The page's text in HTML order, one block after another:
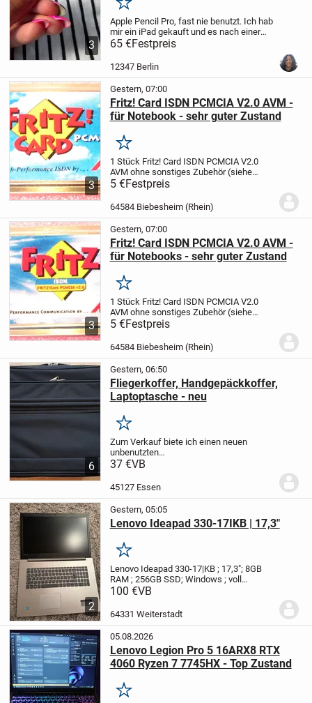
3
Merken
Apple Pencil Pro, fast nie benutzt. Ich hab
mir ein iPad gekauft und es nach einer
Woche wieder zurückgegeben, aber den
Pencil hab ich noch.
almost never used. I bought an iPad
then...
65 €Festpreis
12347 Berlin
3
Gestern, 07:00
Fritz! Card ISDN PCMCIA V2.0 AVM -
für Notebook - sehr guter Zustand
Merken
1 Stück Fritz! Card ISDN PCMCIA V2.0
AVM ohne sonstiges Zubehör (siehe
Fotos) Zustand:
erhalten und voll funktionsfähig
wegen Systemumstellung nicht mehr...
5 €Festpreis
64584 Biebesheim (Rhein)
3
Gestern, 07:00
Fritz! Card ISDN PCMCIA V2.0 AVM -
für Notebooks - sehr guter Zustand
Merken
1 Stück Fritz! Card ISDN PCMCIA V2.0
AVM ohne sonstiges Zubehör (siehe
Fotos) Zustand:
erhalten und voll funktionsfähig
wegen Systemumstellung nicht mehr...
5 €Festpreis
64584 Biebesheim (Rhein)
6
Gestern, 06:50
Fliegerkoffer, Handgepäckkoffer,
Laptoptasche - neu
Merken
Zum Verkauf biete ich einen neuen
unbenutzten
Fliegerkoffer/Handgepäckkoffer mit
Laptoptasche an.
besitzt der...
37 €VB
45127 Essen
2
Gestern, 05:05
Lenovo Ideapad 330-17IKB | 17,3"
Merken
Lenovo Ideapad 330-17|KB ; 17,3"; 8GB
RAM ; 256GB SSD; Windows ; voll
funktionsfähig
Zustand.Das Gerät funktioniert
100 €VB
64331 Weiterstadt
05.08.2026
Lenovo Legion Pro 5 16ARX8 RTX
4060 Ryzen 7 7745HX - Top Zustand
Merken